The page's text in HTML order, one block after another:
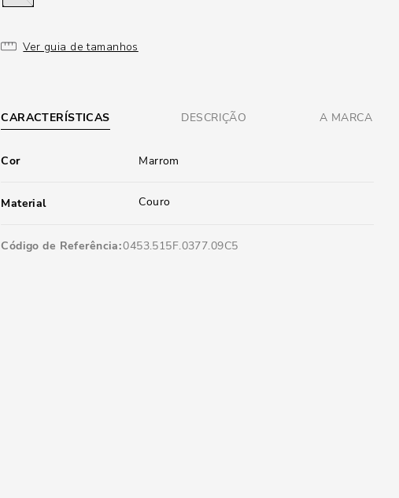
Ver guia de tamanhos
CARACTERÍSTICAS DESCRIÇÃO A MARCA
Cor Marrom
Material Couro
Código de Referência 0453.515F.0377.09C5